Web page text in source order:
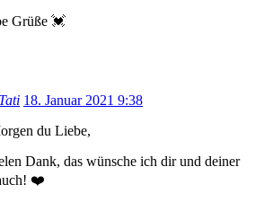
Grüße 💓
Tati 18. Januar 2021 9:38
du Liebe,
Dank, das wünsche ich dir und deiner
❤️